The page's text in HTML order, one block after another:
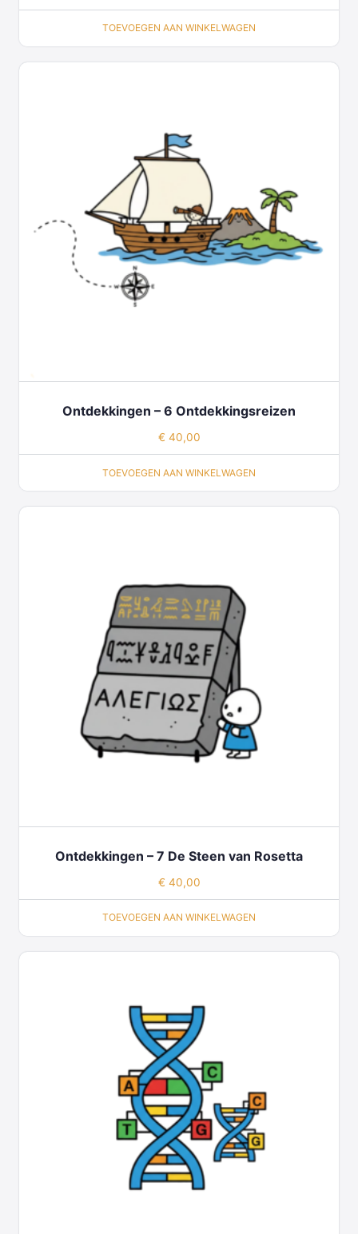
TOEVOEGEN AAN WINKELWAGEN
Ontdekkingen – 6 Ontdekkingsreizen
€ 40,00
TOEVOEGEN AAN WINKELWAGEN
Ontdekkingen – 7 De Steen van Rosetta
€ 40,00
TOEVOEGEN AAN WINKELWAGEN